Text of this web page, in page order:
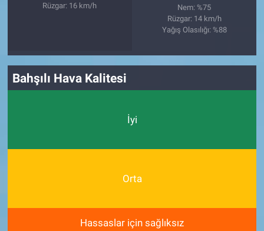
Rüzgar: 16 km/h
Nem: %75
Rüzgar: 14 km/h
Yağış Olasılığı: %88
Bahşılı Hava Kalitesi
İyi
Orta
Hassaslar için sağlıksız